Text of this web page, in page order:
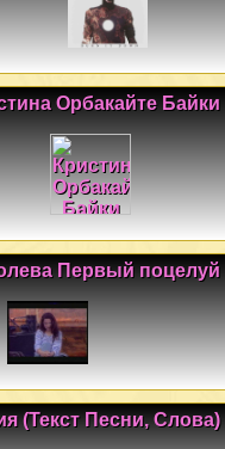
Орбакайте Байки
Первый поцелуй
(Текст Песни, Слова)